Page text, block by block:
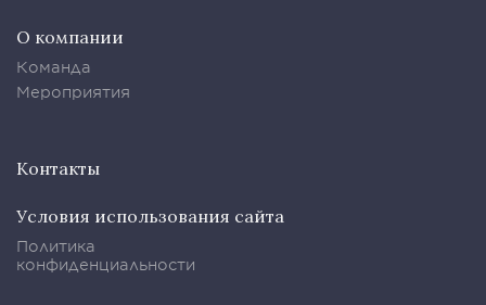
О компании
Команда
Мероприятия
Контакты
Условия использования сайта
Политика
конфиденциальности